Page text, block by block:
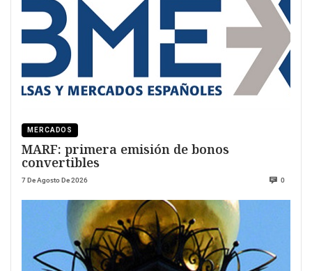
MERCADOS
MARF: primera emisión de bonos
convertibles
7 De Agosto De 2026 0